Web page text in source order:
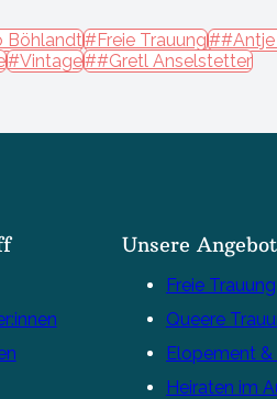
Böhlandt#Freie Trauung##Antje
#Vintage##Gretl Anselstetter
Unsere
Freie Trauung
Queere
Elopement
Heiraten im